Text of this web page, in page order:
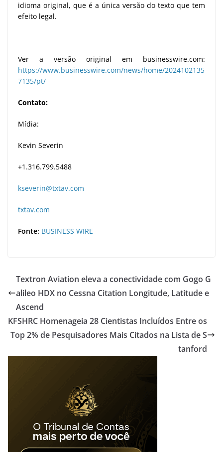
idioma original, que é a única versão do texto que tem
efeito legal.
Ver a versão original em businesswire.com:
https://www.businesswire.com/news/home/2024102135
7135/pt/
Contato:
Mídia:
Kevin Severin
+1.316.799.5488
kseverin@txtav.com
txtav.com
Fonte: BUSINESS WIRE
Textron Aviation eleva a conectividade com Gogo G
alileo HDX no Cessna Citation Longitude, Latitude e
Ascend
KFSHRC Homenageia 28 Cientistas Incluídos Entre os
Top 2% de Pesquisadores Mais Citados na Lista de S
tanford